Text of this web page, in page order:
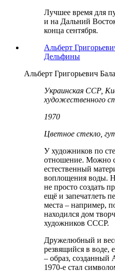
Лучшее время для
и на Дальний
конца сентября.
Альберт
Дельфины
Альберт Григорьевич
Украинская ССР,
художественного
1970
Цветное стекло,
У художников по
отношение. Можно
естественный
воплощения воды.
не просто создать
ещё и запечатлеть
места – например,
находился дом
художников СССР.
Дружелюбный и
резвящийся в воде,
– образ, созданный
1970-е стал